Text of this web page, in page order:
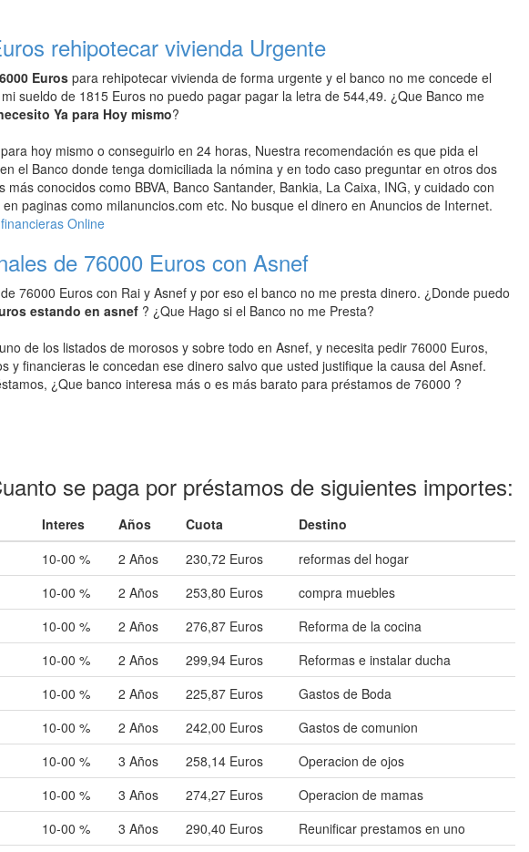
rehipotecar vivienda Urgente
Euros para rehipotecar vivienda de forma urgente y el banco no me concede el
sueldo de 1815 Euros no puedo pagar pagar la letra de 544,49. ¿Que Banco me
Ya para Hoy mismo?
para hoy mismo o conseguirlo en 24 horas, Nuestra recomendación es que pida el
el Banco donde tenga domiciliada la nómina y en todo caso preguntar en otros dos
conocidos como BBVA, Banco Santander, Bankia, La Caixa, ING, y cuidado con
paginas como milanuncios.com etc. No busque el dinero en Anuncios de Internet.
Online
de 76000 Euros con Asnef
76000 Euros con Rai y Asnef y por eso el banco no me presta dinero. ¿Donde puedo
estando en asnef ? ¿Que Hago si el Banco no me Presta?
de los listados de morosos y sobre todo en Asnef, y necesita pedir 76000 Euros,
y financieras le concedan ese dinero salvo que usted justifique la causa del Asnef.
¿Que banco interesa más o es más barato para préstamos de 76000 ?
se paga por préstamos de siguientes importes:
Interes Años Cuota
Destino
10-00 % 2 Años 230,72 Euros
reformas del hogar
10-00 % 2 Años 253,80 Euros
compra muebles
10-00 % 2 Años 276,87 Euros
Reforma de la cocina
10-00 % 2 Años 299,94 Euros
Reformas e instalar ducha
10-00 % 2 Años 225,87 Euros
Gastos de Boda
10-00 % 2 Años 242,00 Euros
Gastos de comunion
10-00 % 3 Años 258,14 Euros
Operacion de ojos
10-00 % 3 Años 274,27 Euros
Operacion de mamas
10-00 % 3 Años 290,40 Euros Reunificar prestamos en uno